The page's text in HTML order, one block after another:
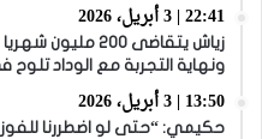
22:41 | 3 أبريل، 2026
ونهاية التجربة مع الوداد تلوح
13:50 | 3 أبريل، 2026
حكيمي: “حتى لو اضطررنا